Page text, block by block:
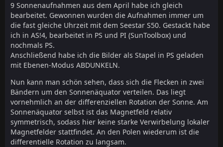
9 Sonnenaufnahmen aus dem April habe ich gleich
bearbeitet. Gewonnen wurden die Aufnahmen immer um
die fast gleiche Uhrzeit mit dem Seestar S50. Gestackt habe
ich in AS!4, bearbeitet in PS und PI (SunToolbox) und
nochmals PS.
Anschließend habe ich die Bilder als Stapel in PS geladen
mit Ebenen-Modus ABDUNKELN.
Nun kann man schön sehen, dass sich die Flecken in zwei
Bändern um den Sonnenäquator verteilen. Das liegt
vornehmlich an der differenziellen Rotation der Sonne. Am
Sonnenäquator selbst ist das Magnetfeld relativ
symmetrisch, sodass hier keine starke Verwirbelung lokaler
Magnetfelder stattfindet. An den Polen wiederum ist die
differentielle Rotation zu langsam.